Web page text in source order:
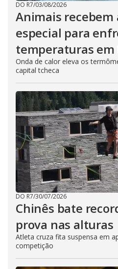
DO R7/03/08/2026
Animais recebem
especial para
temperaturas em
Onda de calor eleva os
capital tcheca
DO R7/30/07/2026
Chinês bate
prova nas alturas
Atleta cruza fita suspensa em
competição